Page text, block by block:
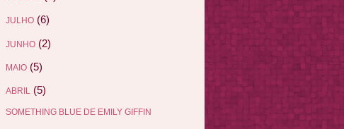
JULHO (6)
JUNHO (2)
MAIO (5)
ABRIL (5)
SOMETHING BLUE DE EMILY GIFFIN